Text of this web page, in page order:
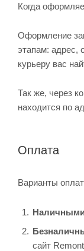
Когда
Оформление
этапам: адрес,
курьеру вас
Так же, через
находится по
Оплата
Варианты
сайт